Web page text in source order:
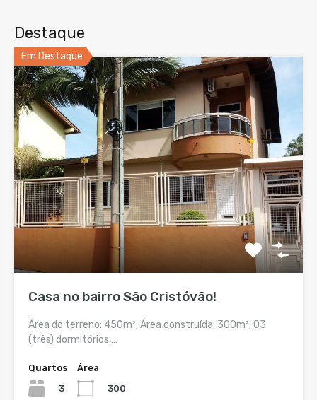
Destaque
Em Destaque
Casa no bairro São Cristóvão!
Área do terreno: 450m²; Área construída: 300m²; 03
(três) dormitórios,…
Quartos
3
Área
300